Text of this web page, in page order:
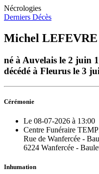
Nécrologies
Derniers Décès
Michel LEFEVRE
né à Auvelais le 2 juin
décédé à Fleurus le 3
Cérémonie
Le 08-07-2026 à 13:00
Centre Funéraire
Rue de Wanfercée -
6224 Wanfercée -
Inhumation